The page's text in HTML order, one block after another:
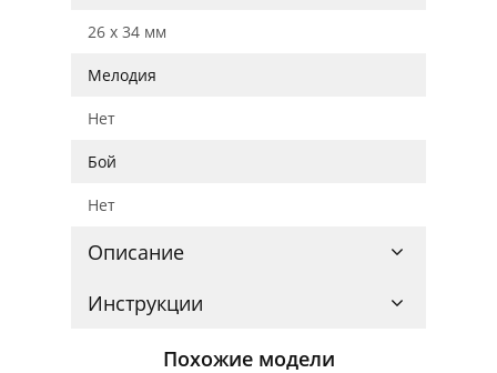
26 x 34 мм
Мелодия
Нет
Бой
Нет
Описание
Инструкции
Похожие модели